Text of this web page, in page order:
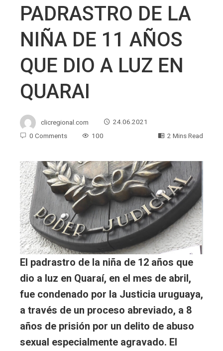
PADRASTRO DE LA
NIÑA DE 11 AÑOS
QUE DIO A LUZ EN
QUARAI
clicregional.com
24.06.2021
0 Comments
100 2 Mins Read
El padrastro de la niña de 12 años que
dio a luz en Quaraí, en el mes de abril,
fue condenado por la Justicia uruguaya,
a través de un proceso abreviado, a 8
años de prisión por un delito de abuso
sexual especialmente agravado. El